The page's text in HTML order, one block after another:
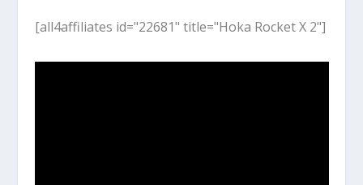
[all4affiliates id="22681" title="Hoka Rocket X 2"]